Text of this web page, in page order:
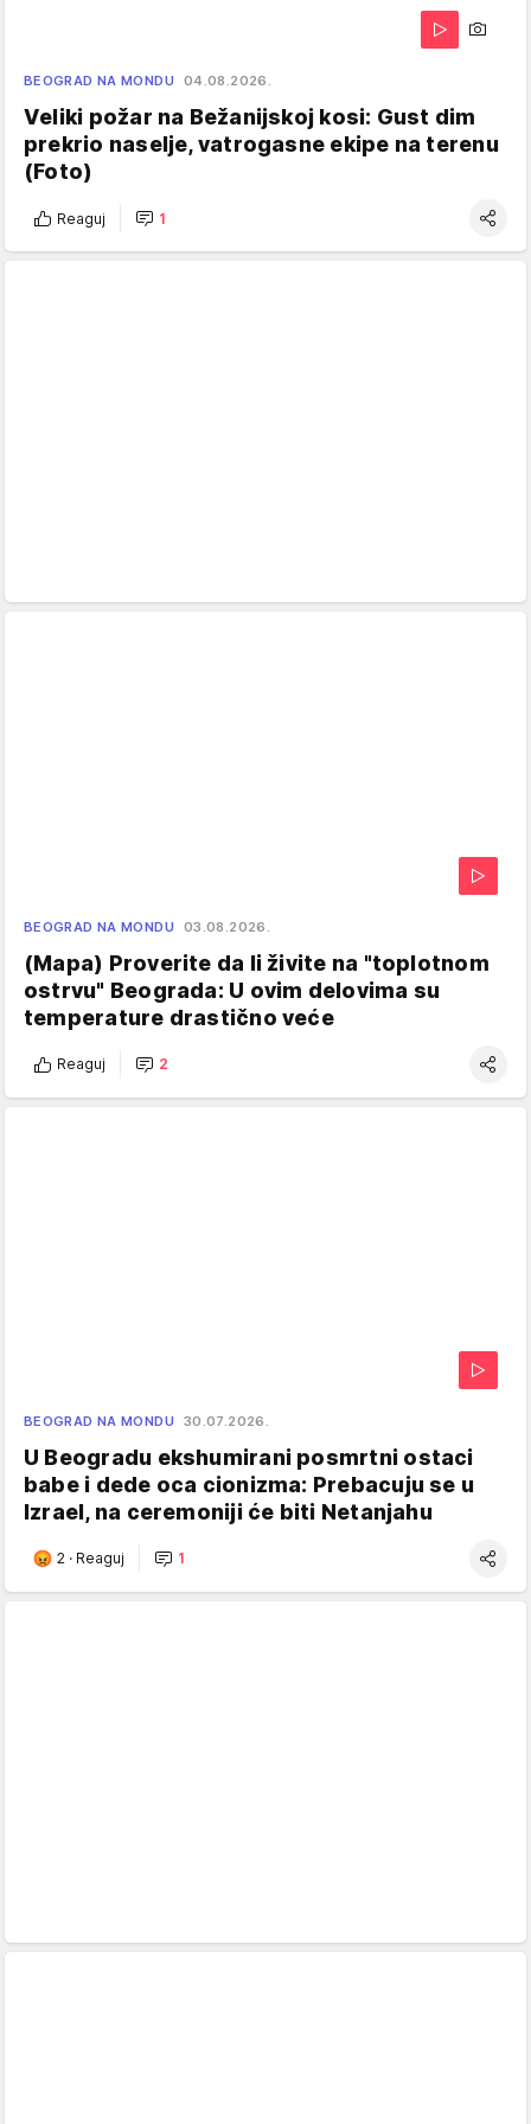
BEOGRAD NA MONDU 04.08.2026.
Veliki požar na Bežanijskoj kosi: Gust dim
prekrio naselje, vatrogasne ekipe na terenu
(Foto)
Reaguj 1
BEOGRAD NA MONDU 03.08.2026.
(Mapa) Proverite da li živite na "toplotnom
ostrvu" Beograda: U ovim delovima su
temperature drastično veće
Reaguj 2
BEOGRAD NA MONDU 30.07.2026.
U Beogradu ekshumirani posmrtni ostaci
babe i dede oca cionizma: Prebacuju se u
Izrael, na ceremoniji će biti Netanjahu
2 · Reaguj 1